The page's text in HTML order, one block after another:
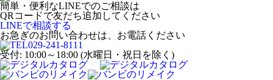
簡単・便利なLINEでのご相談は
QRコードで友だち追加してください
LINEで相談する
お急ぎのお問い合わせは、お電話ください
029-241-8111
受付: 10:00～18:00 (水曜日・祝日を除く)